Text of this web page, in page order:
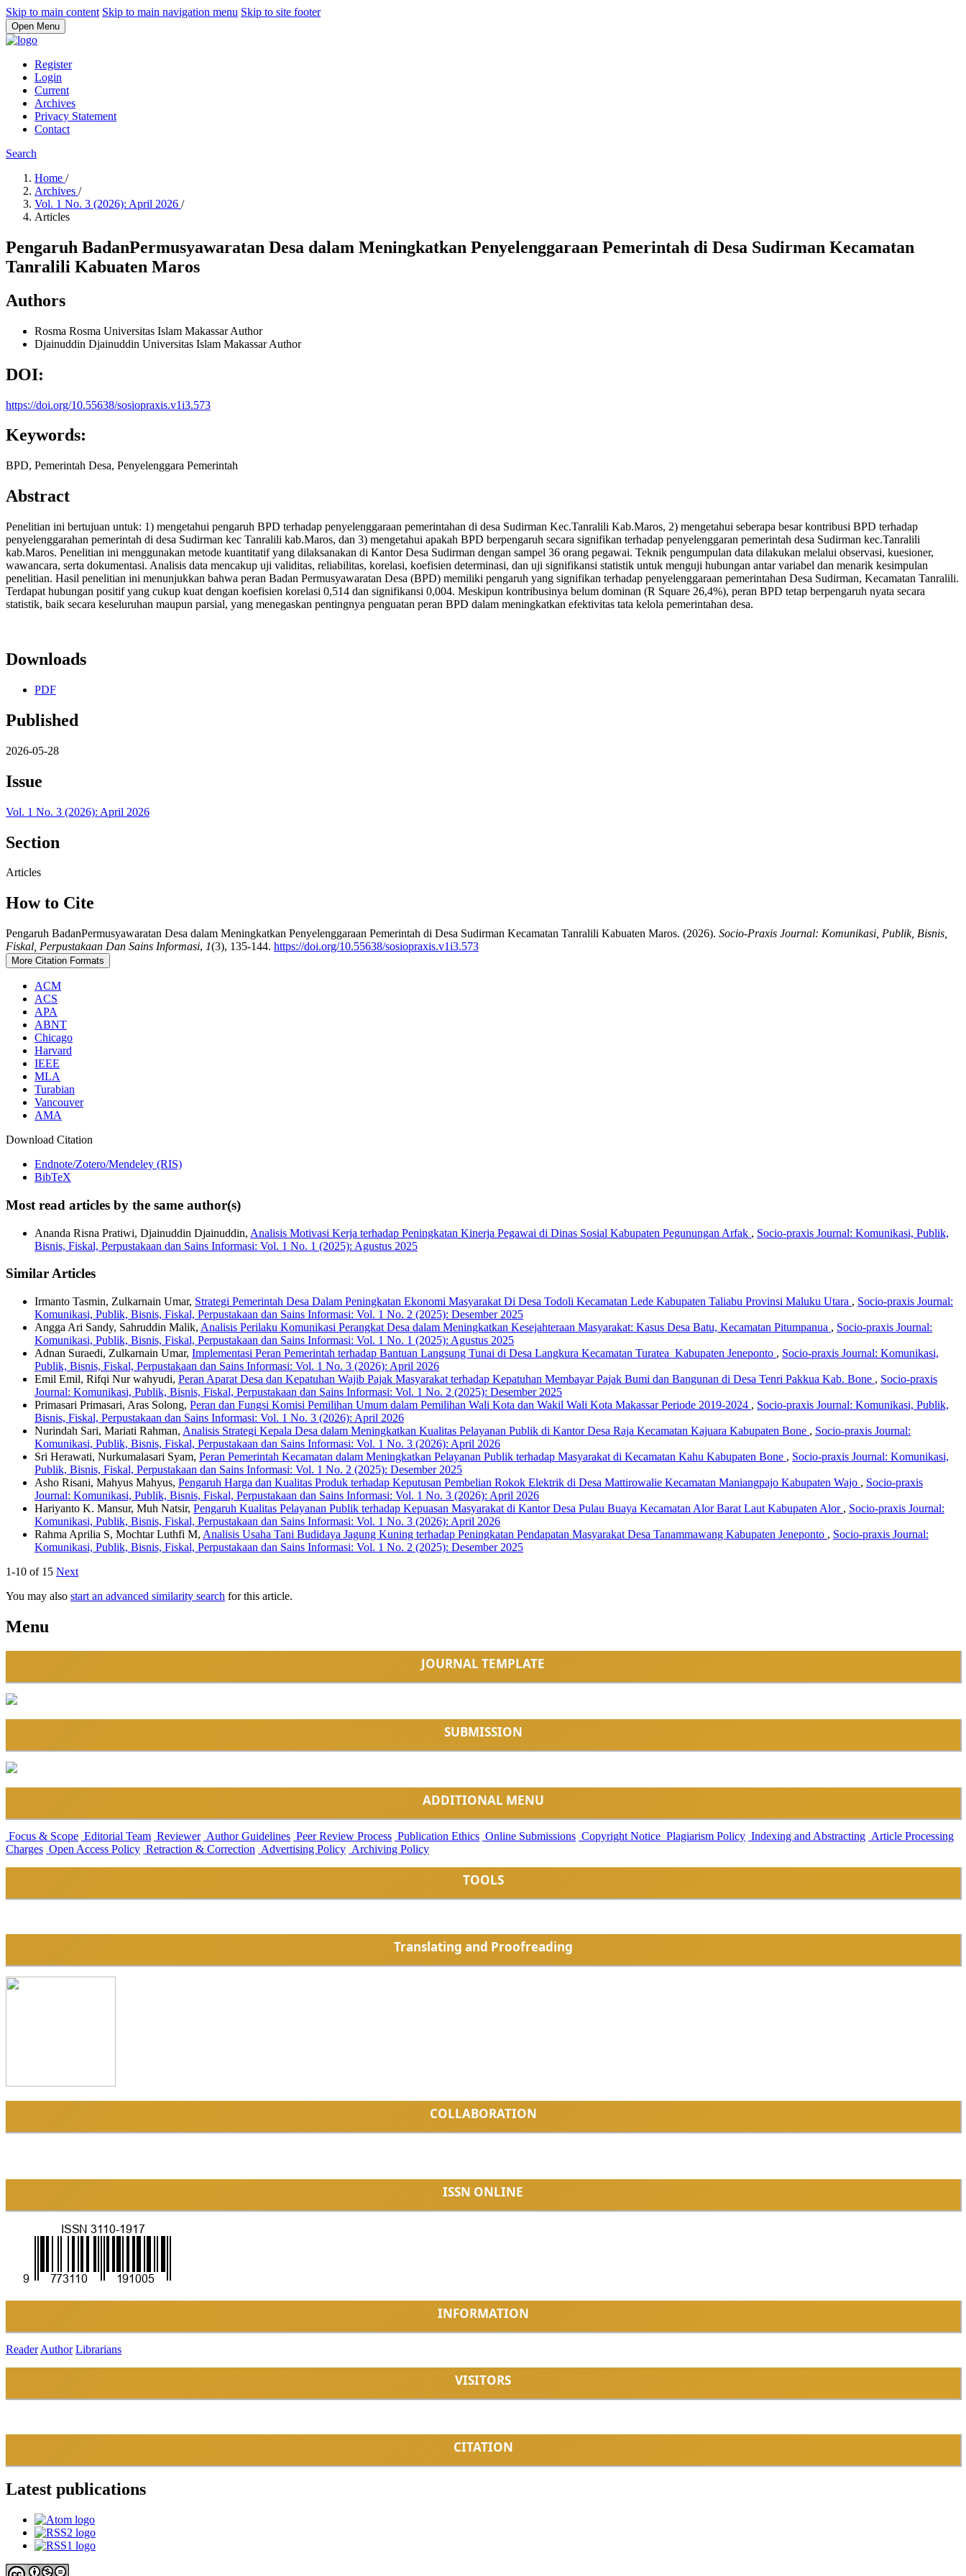
Skip to main content Skip to main navigation menu Skip to site footer
Open Menu
Register
Login
Current
Archives
Privacy Statement
Contact
Search
Home /
Archives /
Vol. 1 No. 3 (2026): April 2026 /
Articles
Pengaruh BadanPermusyawaratan Desa dalam Meningkatkan Penyelenggaraan Pemerintah di Desa Sudirman Kecamatan
Tanralili Kabuaten Maros
Authors
Rosma Rosma Universitas Islam MakassarAuthor
Djainuddin Djainuddin Universitas Islam MakassarAuthor
DOI:
https://doi.org/10.55638/sosiopraxis.v1i3.573
Keywords:
BPD, Pemerintah Desa, Penyelenggara Pemerintah
Abstract
Penelitian ini bertujuan untuk: 1) mengetahui pengaruh BPD terhadap penyelenggaraan pemerintahan di desa Sudirman Kec.Tanralili Kab.Maros, 2) mengetahui seberapa besar kontribusi BPD terhadap
penyelenggarahan pemerintah di desa Sudirman kec Tanralili kab.Maros, dan 3) mengetahui apakah BPD berpengaruh secara signifikan terhadap penyelenggaran pemerintah desa Sudirman kec.Tanralili
kab.Maros. Penelitian ini menggunakan metode kuantitatif yang dilaksanakan di Kantor Desa Sudirman dengan sampel 36 orang pegawai. Teknik pengumpulan data dilakukan melalui observasi, kuesioner,
wawancara, serta dokumentasi. Analisis data mencakup uji validitas, reliabilitas, korelasi, koefisien determinasi, dan uji signifikansi statistik untuk menguji hubungan antar variabel dan menarik kesimpulan
penelitian. Hasil penelitian ini menunjukkan bahwa peran Badan Permusyawaratan Desa (BPD) memiliki pengaruh yang signifikan terhadap penyelenggaraan pemerintahan Desa Sudirman, Kecamatan Tanralili.
Terdapat hubungan positif yang cukup kuat dengan koefisien korelasi 0,514 dan signifikansi 0,004. Meskipun kontribusinya belum dominan (R Square 26,4%), peran BPD tetap berpengaruh nyata secara
statistik, baik secara keseluruhan maupun parsial, yang menegaskan pentingnya penguatan peran BPD dalam meningkatkan efektivitas tata kelola pemerintahan desa.
Downloads
PDF
Published
2026-05-28
Issue
Vol. 1 No. 3 (2026): April 2026
Section
Articles
How to Cite
Pengaruh BadanPermusyawaratan Desa dalam Meningkatkan Penyelenggaraan Pemerintah di Desa Sudirman Kecamatan Tanralili Kabuaten Maros. (2026). Socio-Praxis Journal: Komunikasi, Publik, Bisnis,
Fiskal, Perpustakaan Dan Sains Informasi, 1(3), 135-144. https://doi.org/10.55638/sosiopraxis.v1i3.573
More Citation Formats
ACM
ACS
APA
ABNT
Chicago
Harvard
IEEE
MLA
Turabian
Vancouver
AMA
Download Citation
Endnote/Zotero/Mendeley (RIS)
BibTeX
Most read articles by the same author(s)
Ananda Risna Pratiwi, Djainuddin Djainuddin, Analisis Motivasi Kerja terhadap Peningkatan Kinerja Pegawai di Dinas Sosial Kabupaten Pegunungan Arfak , Socio-praxis Journal: Komunikasi, Publik,
Bisnis, Fiskal, Perpustakaan dan Sains Informasi: Vol. 1 No. 1 (2025): Agustus 2025
Similar Articles
Irmanto Tasmin, Zulkarnain Umar, Strategi Pemerintah Desa Dalam Peningkatan Ekonomi Masyarakat Di Desa Todoli Kecamatan Lede Kabupaten Taliabu Provinsi Maluku Utara , Socio-praxis Journal:
Komunikasi, Publik, Bisnis, Fiskal, Perpustakaan dan Sains Informasi: Vol. 1 No. 2 (2025): Desember 2025
Angga Ari Sandy, Sahruddin Malik, Analisis Perilaku Komunikasi Perangkat Desa dalam Meningkatkan Kesejahteraan Masyarakat: Kasus Desa Batu, Kecamatan Pitumpanua , Socio-praxis Journal:
Komunikasi, Publik, Bisnis, Fiskal, Perpustakaan dan Sains Informasi: Vol. 1 No. 1 (2025): Agustus 2025
Adnan Suraedi, Zulkarnain Umar, Implementasi Peran Pemerintah terhadap Bantuan Langsung Tunai di Desa Langkura Kecamatan Turatea Kabupaten Jeneponto , Socio-praxis Journal: Komunikasi,
Publik, Bisnis, Fiskal, Perpustakaan dan Sains Informasi: Vol. 1 No. 3 (2026): April 2026
Emil Emil, Rifqi Nur wahyudi, Peran Aparat Desa dan Kepatuhan Wajib Pajak Masyarakat terhadap Kepatuhan Membayar Pajak Bumi dan Bangunan di Desa Tenri Pakkua Kab. Bone , Socio-praxis
Journal: Komunikasi, Publik, Bisnis, Fiskal, Perpustakaan dan Sains Informasi: Vol. 1 No. 2 (2025): Desember 2025
Primasari Primasari, Aras Solong, Peran dan Fungsi Komisi Pemilihan Umum dalam Pemilihan Wali Kota dan Wakil Wali Kota Makassar Periode 2019-2024 , Socio-praxis Journal: Komunikasi, Publik,
Bisnis, Fiskal, Perpustakaan dan Sains Informasi: Vol. 1 No. 3 (2026): April 2026
Nurindah Sari, Mariati Rahman, Analisis Strategi Kepala Desa dalam Meningkatkan Kualitas Pelayanan Publik di Kantor Desa Raja Kecamatan Kajuara Kabupaten Bone , Socio-praxis Journal:
Komunikasi, Publik, Bisnis, Fiskal, Perpustakaan dan Sains Informasi: Vol. 1 No. 3 (2026): April 2026
Sri Herawati, Nurkumalasari Syam, Peran Pemerintah Kecamatan dalam Meningkatkan Pelayanan Publik terhadap Masyarakat di Kecamatan Kahu Kabupaten Bone , Socio-praxis Journal: Komunikasi,
Publik, Bisnis, Fiskal, Perpustakaan dan Sains Informasi: Vol. 1 No. 2 (2025): Desember 2025
Asho Risani, Mahyus Mahyus, Pengaruh Harga dan Kualitas Produk terhadap Keputusan Pembelian Rokok Elektrik di Desa Mattirowalie Kecamatan Maniangpajo Kabupaten Wajo , Socio-praxis
Journal: Komunikasi, Publik, Bisnis, Fiskal, Perpustakaan dan Sains Informasi: Vol. 1 No. 3 (2026): April 2026
Hariyanto K. Mansur, Muh Natsir, Pengaruh Kualitas Pelayanan Publik terhadap Kepuasan Masyarakat di Kantor Desa Pulau Buaya Kecamatan Alor Barat Laut Kabupaten Alor , Socio-praxis Journal:
Komunikasi, Publik, Bisnis, Fiskal, Perpustakaan dan Sains Informasi: Vol. 1 No. 3 (2026): April 2026
Rahma Aprilia S, Mochtar Luthfi M, Analisis Usaha Tani Budidaya Jagung Kuning terhadap Peningkatan Pendapatan Masyarakat Desa Tanammawang Kabupaten Jeneponto , Socio-praxis Journal:
Komunikasi, Publik, Bisnis, Fiskal, Perpustakaan dan Sains Informasi: Vol. 1 No. 2 (2025): Desember 2025
1-10 of 15 Next
You may also start an advanced similarity search for this article.
Menu
JOURNAL TEMPLATE
SUBMISSION
ADDITIONAL MENU
Focus & Scope Editorial Team Reviewer Author Guidelines Peer Review Process Publication Ethics Online Submissions Copyright Notice Plagiarism Policy Indexing and Abstracting Article Processing
Charges Open Access Policy Retraction & Correction Advertising Policy Archiving Policy
TOOLS
Translating and Proofreading
COLLABORATION
ISSN ONLINE
INFORMATION
Reader Author Librarians
VISITORS
CITATION
Latest publications